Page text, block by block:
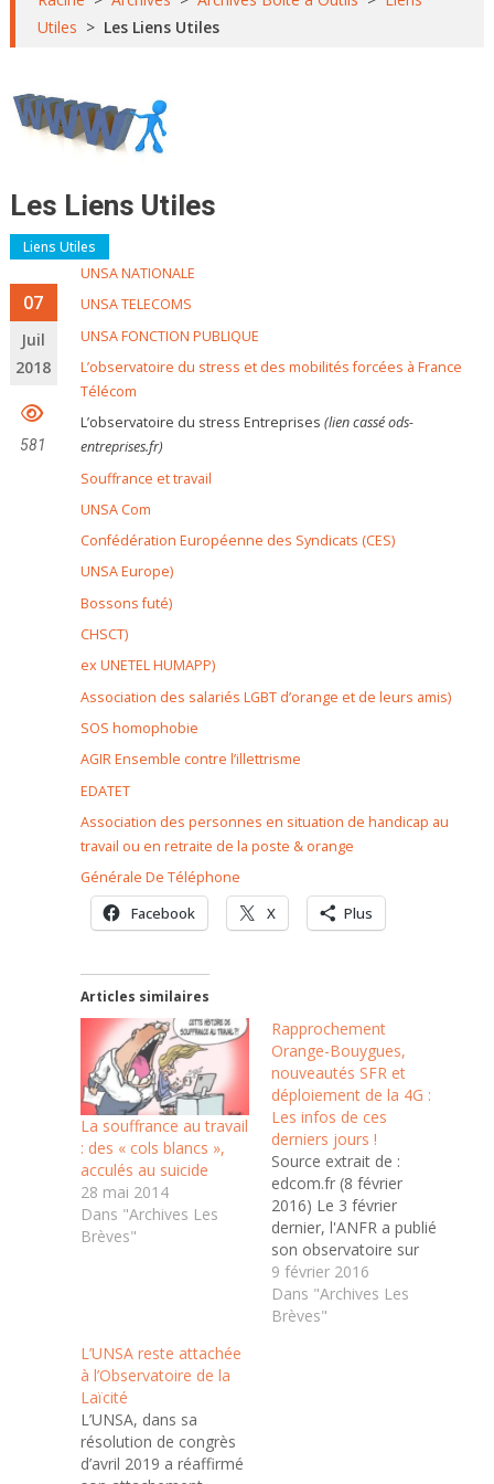
Utiles > Les Liens Utiles
Les Liens Utiles
Liens Utiles
07
Juil
2018
581
UNSA NATIONALE
UNSA TELECOMS
UNSA FONCTION PUBLIQUE
L’observatoire du stress et des mobilités forcées à France
Télécom
L’observatoire du stress Entreprises(lien cassé ods-
entreprises.fr)
Souffrance et travail
UNSA Com
Confédération Européenne des Syndicats (CES)
UNSA Europe)
Bossons futé)
CHSCT)
ex UNETEL HUMAPP)
Association des salariés LGBT d’orange et de leurs amis)
SOS homophobie
AGIR Ensemble contre l’illettrisme
EDATET
Association des personnes en situation de handicap au
travail ou en retraite de la poste & orange
Générale De Téléphone
Facebook X Plus
Articles similaires
La souffrance au travail
: des « cols blancs »,
acculés au suicide
28 mai 2014
Dans "Archives Les
Brèves"
Rapprochement
Orange-Bouygues,
nouveautés SFR et
déploiement de la 4G :
Les infos de ces
derniers jours !
Source extrait de :
edcom.fr (8 février
2016) Le 3 février
dernier, l'ANFR a publié
son observatoire sur
l'état du déploiement
de la 4G en France ...
Le gendarme des
9 février 2016
Dans "Archives Les
Brèves"
L’UNSA reste attachée
à l’Observatoire de la
Laïcité
L’UNSA, dans sa
résolution de congrès
d’avril 2019 a réaffirmé